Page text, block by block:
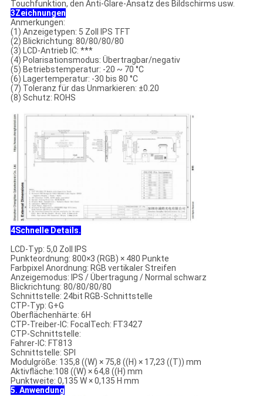
Touchfunktion, den Anti-Glare-Ansatz des Bildschirms usw.
3Zeichnungen
Anmerkungen:
(1) Anzeigetypen: 5 Zoll IPS TFT
(2) Blickrichtung: 80/80/80/80
(3) LCD-Antrieb IC: ***
(4) Polarisationsmodus: Übertragbar/negativ
(5) Betriebstemperatur: -20 ~ 70 °C
(6) Lagertemperatur: -30 bis 80 °C
(7) Toleranz für das Unmarkieren: ±0.20
(8) Schutz: ROHS
4Schnelle Details.
LCD-Typ: 5,0 Zoll IPS
Punkteordnung: 800×3 (RGB) × 480 Punkte
Farbpixel Anordnung: RGB vertikaler Streifen
Anzeigemodus: IPS / Übertragung / Normal schwarz
Blickrichtung: 80/80/80/80
Schnittstelle: 24bit RGB-Schnittstelle
CTP-Typ: G+G
Oberflächenhärte: 6H
CTP-Treiber-IC: FocalTech: FT3427
CTP-Schnittstelle:
Fahrer-IC: FT813
Schnittstelle: SPI
Modulgröße: 135,8 ((W) × 75,8 ((H) × 17,23 ((T)) mm
Aktivfläche:108 ((W) × 64,8 ((H) mm
Punktweite: 0,135 W × 0,135 H mm
5. Anwendung